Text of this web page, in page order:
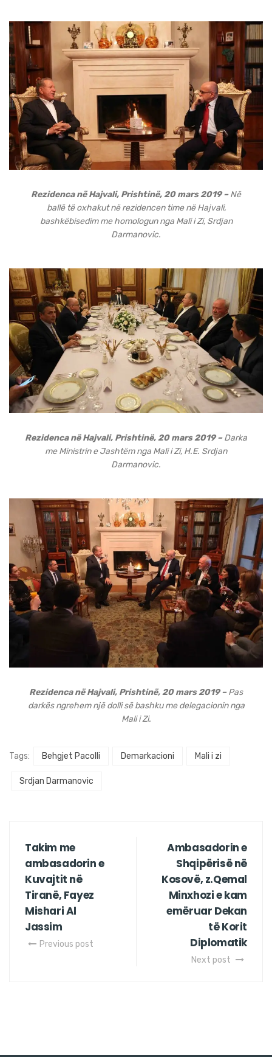
Rezidenca në Hajvali, Prishtinë, 20 mars 2019 –Në
ballë të oxhakut në rezidencen time në Hajvali,
bashkëbisedim me homologun nga Mali i Zi, Srdjan
Darmanovic.
Rezidenca në Hajvali, Prishtinë, 20 mars 2019 –Darka
me Ministrin e Jashtëm nga Mali i Zi, H.E. Srdjan
Darmanovic.
Rezidenca në Hajvali, Prishtinë, 20 mars 2019 –Pas
darkës ngrehem një dolli së bashku me delegacionin nga
Mali i Zi.
Tags: Behgjet Pacolli Demarkacioni Mali i zi
Srdjan Darmanovic
Takim me
ambasadorin e
Kuvajtit në
Tiranë, Fayez
Mishari Al
Jassim
Previous post
Ambasadorin e
Shqipërisë në
Kosovë, z.Qemal
Minxhozi e kam
emëruar Dekan
të Korit
Diplomatik
Next post